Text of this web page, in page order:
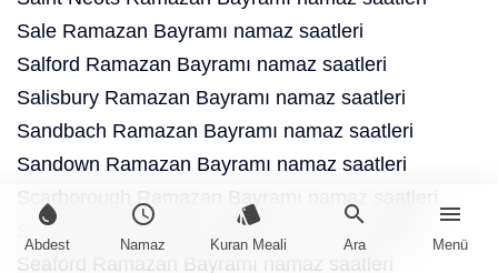
water_drop
Abdest
schedule
Namaz
style
Kuran Meali
search
Ara
menu
Menü
Sale Ramazan Bayramı namaz saatleri
Salford Ramazan Bayramı namaz saatleri
Salisbury Ramazan Bayramı namaz saatleri
Sandbach Ramazan Bayramı namaz saatleri
Sandown Ramazan Bayramı namaz saatleri
Scarborough Ramazan Bayramı namaz saatleri
Scunthorpe Ramazan Bayramı namaz saatleri
Seaford Ramazan Bayramı namaz saatleri